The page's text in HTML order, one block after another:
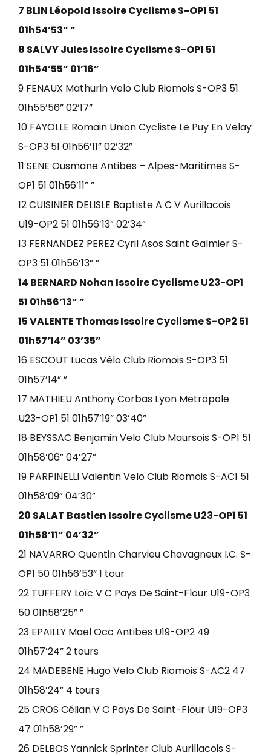
7 BLIN Léopold Issoire Cyclisme S-OP1 51
01h54’53” ”
8 SALVY Jules Issoire Cyclisme S-OP1 51
01h54’55” 01’16”
9 FENAUX Mathurin Velo Club Riomois S-OP3 51
01h55’56” 02’17”
10 FAYOLLE Romain Union Cycliste Le Puy En Velay
S-OP3 51 01h56’11” 02’32”
11 SENE Ousmane Antibes – Alpes-Maritimes S-
OP1 51 01h56’11” ”
12 CUISINIER DELISLE Baptiste A C V Aurillacois
U19-OP2 51 01h56’13” 02’34”
13 FERNANDEZ PEREZ Cyril Asos Saint Galmier S-
OP3 51 01h56’13” ”
14 BERNARD Nohan Issoire Cyclisme U23-OP1
51 01h56’13” ”
15 VALENTE Thomas Issoire Cyclisme S-OP2 51
01h57’14” 03’35”
16 ESCOUT Lucas Vélo Club Riomois S-OP3 51
01h57’14” ”
17 MATHIEU Anthony Corbas Lyon Metropole
U23-OP1 51 01h57’19” 03’40”
18 BEYSSAC Benjamin Velo Club Maursois S-OP1 51
01h58’06” 04’27”
19 PARPINELLI Valentin Velo Club Riomois S-AC1 51
01h58’09” 04’30”
20 SALAT Bastien Issoire Cyclisme U23-OP1 51
01h58’11” 04’32”
21 NAVARRO Quentin Charvieu Chavagneux I.C. S-
OP1 50 01h56’53” 1 tour
22 TUFFERY Loïc V C Pays De Saint-Flour U19-OP3
50 01h58’25” ”
23 EPAILLY Mael Occ Antibes U19-OP2 49
01h57’24” 2 tours
24 MADEBENE Hugo Velo Club Riomois S-AC2 47
01h58’24” 4 tours
25 CROS Célian V C Pays De Saint-Flour U19-OP3
47 01h58’29” ”
26 DELBOS Yannick Sprinter Club Aurillacois S-